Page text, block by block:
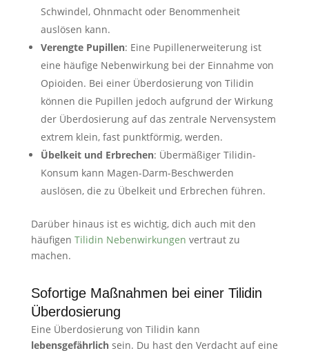
Schwindel, Ohnmacht oder Benommenheit
auslösen kann.
Verengte Pupillen: Eine Pupillenerweiterung ist
eine häufige Nebenwirkung bei der Einnahme von
Opioiden. Bei einer Überdosierung von Tilidin
können die Pupillen jedoch aufgrund der Wirkung
der Überdosierung auf das zentrale Nervensystem
extrem klein, fast punktförmig, werden.
Übelkeit und Erbrechen: Übermäßiger Tilidin-
Konsum kann Magen-Darm-Beschwerden
auslösen, die zu Übelkeit und Erbrechen führen.
Darüber hinaus ist es wichtig, dich auch mit den
häufigen Tilidin Nebenwirkungen vertraut zu
machen.
Sofortige Maßnahmen bei einer Tilidin
Überdosierung
Eine Überdosierung von Tilidin kann
lebensgefährlichsein. Du hast den Verdacht auf eine